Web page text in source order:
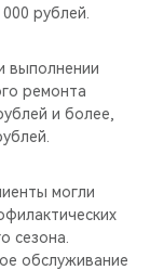
рублей.
выполнении
ремонта
и более,
могли
сезона.
обслуживание